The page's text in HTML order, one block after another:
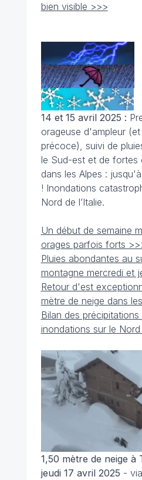
bien visible >>>
14 et 15 avril 2025 :
orageuse d'ampleur
précoce), suivi de
le Sud-est et de fortes
dans les Alpes :
! Inondations
Nord de l’Italie.
Un début de semaine
orages parfois forts
Pluies abondantes au
montagne mercredi et
Retour d'est
mètre de neige dans
Bilan des
inondations sur le
1,50 mètre de neige à
jeudi 17 avril 2025 -